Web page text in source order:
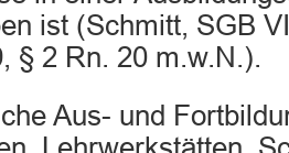
ist (Schmitt, SGB
§ 2 Rn. 20 m.w.N.).
Aus- und